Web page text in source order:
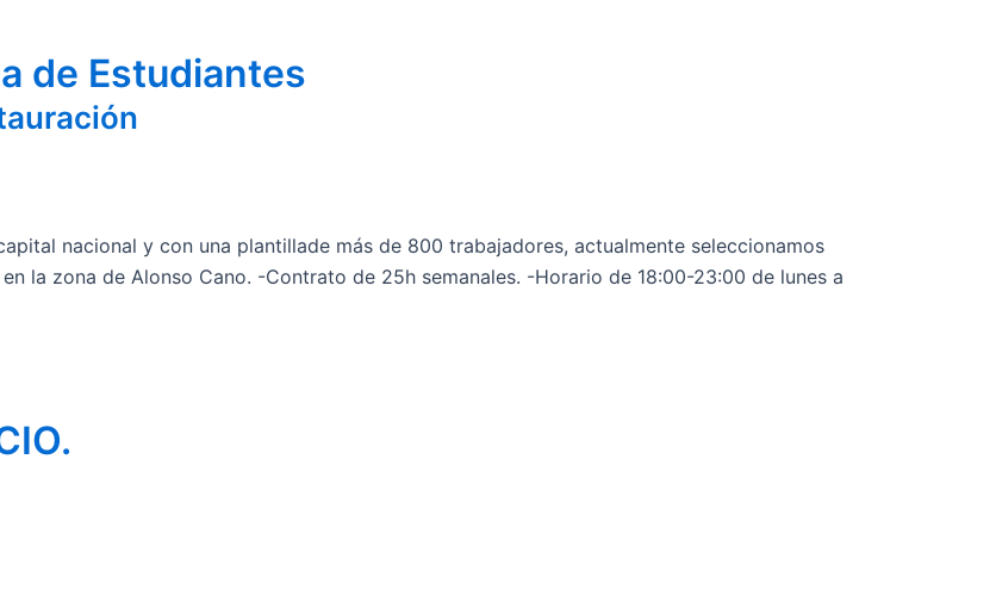
de Estudiantes
nacional y con una plantillade más de 800 trabajadores, actualmente seleccionamos
la zona de Alonso Cano. -Contrato de 25h semanales. -Horario de 18:00-23:00 de lunes a